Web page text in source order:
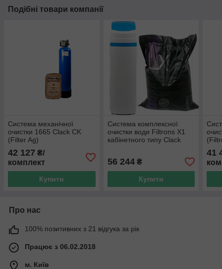
Подібні товари компанії
Система механічної
очистки 1665 Clack CK
(Filter Ag)
42 127 ₴/
комплект
Купити
Система комплексної
очистки води Filtrons X1
кабінетного типу Clack
56 244₴
Купити
41
Про нас
100% позитивних з 21 відгука за рік
Працює з 06.02.2018
м. Київ